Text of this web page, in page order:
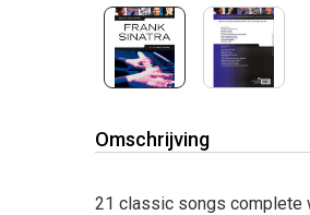
Omschrijving
21 classic songs complete